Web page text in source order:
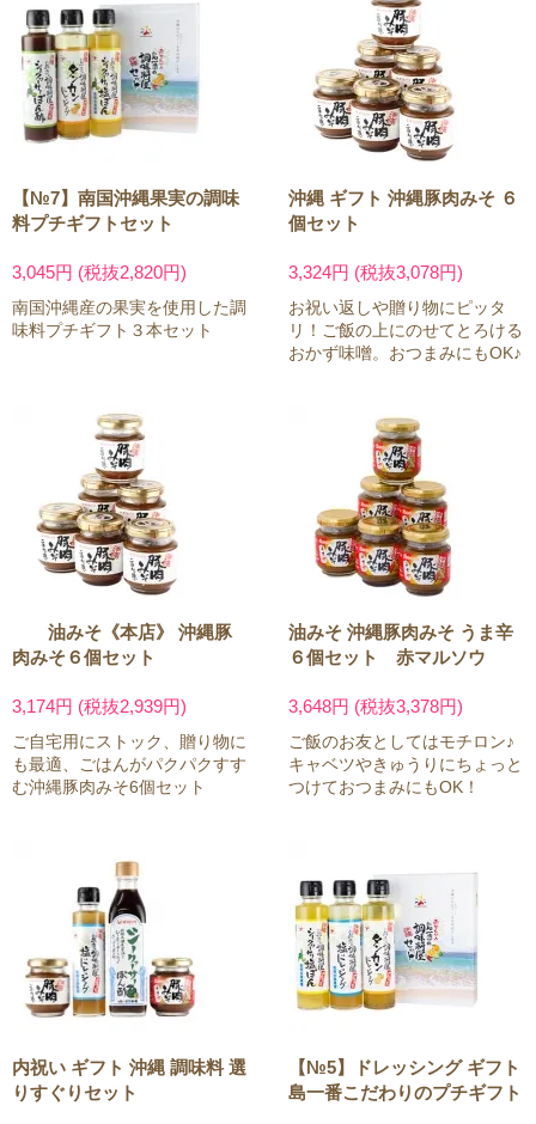
【№7】南国沖縄果実の調味
料プチギフトセット
3,045円 (税抜2,820円)
南国沖縄産の果実を使用した調
味料プチギフト３本セット
沖縄 ギフト 沖縄豚肉みそ ６
個セット
3,324円 (税抜3,078円)
お祝い返しや贈り物にピッタ
リ！ご飯の上にのせてとろける
おかず味噌。おつまみにもOK♪
油みそ《本店》 沖縄豚
肉みそ６個セット
3,174円 (税抜2,939円)
ご自宅用にストック、贈り物に
も最適、ごはんがパクパクすす
む沖縄豚肉みそ6個セット
油みそ 沖縄豚肉みそ うま辛
６個セット 赤マルソウ
3,648円 (税抜3,378円)
ご飯のお友としてはモチロン♪
キャベツやきゅうりにちょっと
つけておつまみにもOK！
内祝い ギフト 沖縄 調味料 選
りすぐりセット
【№5】ドレッシング ギフト
島一番こだわりのプチギフト